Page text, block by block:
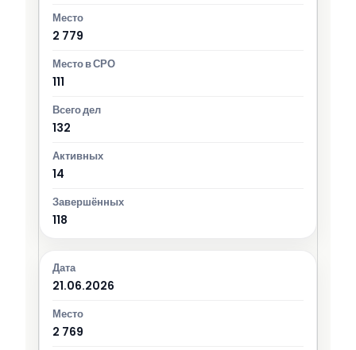
2 779
111
132
14
118
21.06.2026
2 769